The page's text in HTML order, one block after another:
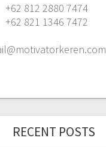
+62 812 2880 7474
+62 821 1346 7472
RECENT POSTS